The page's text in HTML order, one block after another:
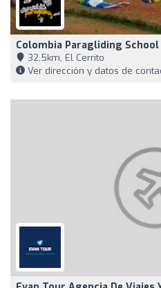
Colombia Paragliding School
32,5km, El Cerrito
Ver dirección y datos de